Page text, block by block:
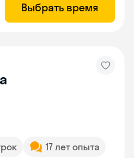
Выбрать время
17 лет опыта